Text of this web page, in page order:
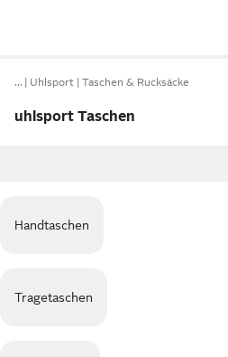
… Uhlsport Taschen & Rucksäcke
uhlsport Taschen
Handtaschen
Tragetaschen